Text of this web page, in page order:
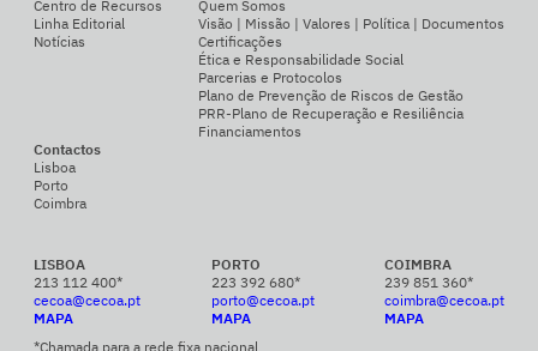
Centro de Recursos
Linha Editorial
Notícias
Quem Somos
Visão | Missão | Valores | Política | Documentos
Certificações
Ética e Responsabilidade Social
Parcerias e Protocolos
Plano de Prevenção de Riscos de Gestão
PRR-Plano de Recuperação e Resiliência
Financiamentos
Contactos
Lisboa
Porto
Coimbra
LISBOA
213 112 400*
cecoa@cecoa.pt
MAPA
PORTO
223 392 680*
porto@cecoa.pt
MAPA
COIMBRA
239 851 360*
coimbra@cecoa.pt
MAPA
*Chamada para a rede fixa nacional